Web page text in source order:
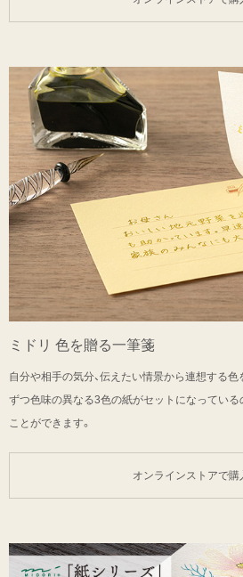
ミドリ 色を贈る一筆箋
自分や相手の気分、伝えたい情景から連想する
ずつ色味の異なる3色の紙がセットになっている
ことができます。
オンラインストアで